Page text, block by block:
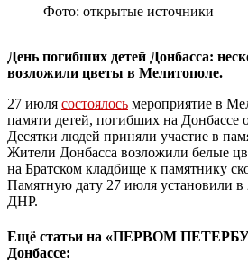
Фото: открытые источники
День погибших детей Донбасса:
возложили цветы в Мелитополе.
27 июля состоялось мероприятие в
памяти детей, погибших на Донбассе
Десятки людей приняли участие в
Жители Донбасса возложили белые
на Братском кладбище к памятнику
Памятную дату 27 июля установили в
ДНР.
Ещё статьи на «ПЕРВОМ
Донбассе: